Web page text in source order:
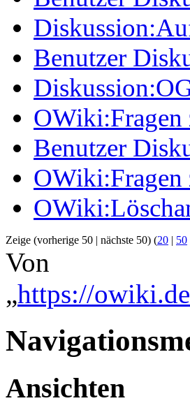
Benutzer
Benutzer
Zeige (vorherige 50 | nächste 50) (20 | 50
Von
„https://
Ansichten